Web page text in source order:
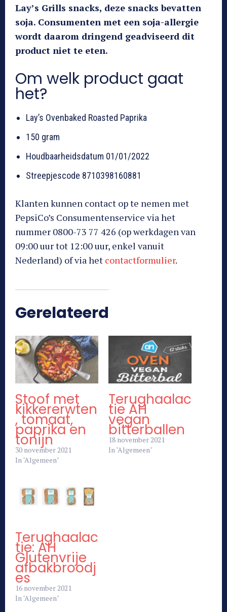
Lay’s Grills snacks, deze snacks bevatten
soja. Consumenten met een soja-allergie
wordt daarom dringend geadviseerd dit
product niet te eten.
Om welk product gaat
het?
Lay’s Ovenbaked Roasted Paprika
150 gram
Houdbaarheidsdatum 01/01/2022
Streepjescode 8710398160881
Klanten kunnen contact op te nemen met
PepsiCo’s Consumentenservice via het
nummer 0800-73 77 426 (op werkdagen van
09:00 uur tot 12:00 uur, enkel vanuit
Nederland) of via het contactformulier.
Gerelateerd
Stoof met
kikkererwten
, tomaat,
paprika en
tonijn
30 november 2021
In "Algemeen"
Terughaalac
tie AH
vegan
bitterballen
18 november 2021
In "Algemeen"
Terughaalac
tie: AH
Glutenvrije
afbakbroodj
es
16 november 2021
In "Algemeen"